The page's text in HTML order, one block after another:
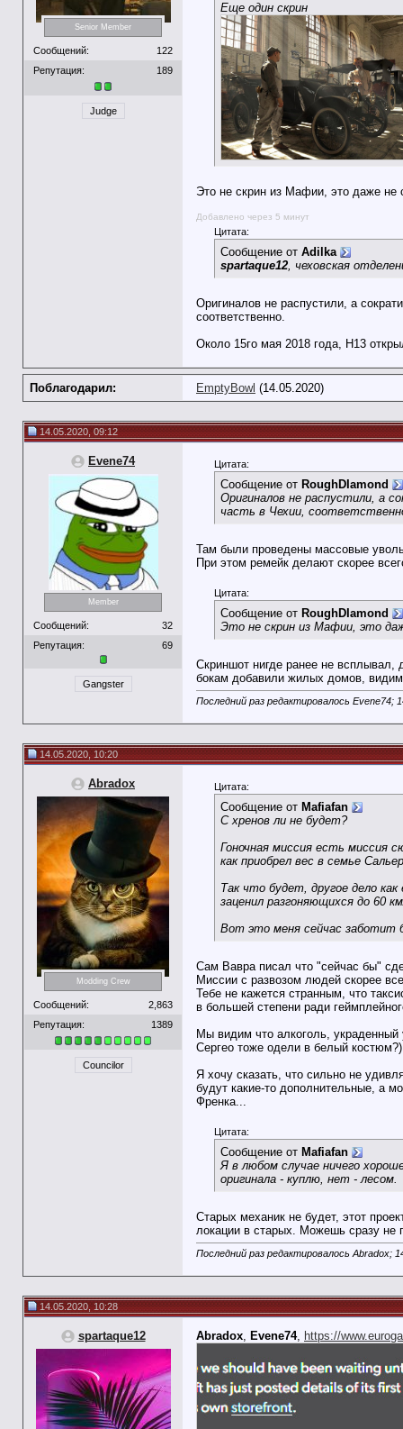
Senior Member
Сообщений:
122
Репутация:
189
Judge
Еще один скрин
Это не скрин из Мафии, это даже не
Добавлено через 5 минут
Цитата:
Сообщение от Adilka
spartaque12, чеховская
Оригиналов не распустили, а
соответственно.
Около 15го мая 2018 года, H13
Поблагодарил: EmptyBowl (14.05.2020)
14.05.2020, 09:12
Evene74
Member
Сообщений:
32
Репутация:
69
Gangster
Цитата:
Сообщение от RoughDIamond
Оригиналов не распустили, а
часть в Чехии,
Там были проведены массовые
При этом ремейк делают скорее
Цитата:
Сообщение от RoughDIamond
Это не скрин из Мафии, это
Скриншот нигде ранее не всплывал,
бокам добавили жилых домов,
Последний раз редактировалось Evene74;
14.05.2020, 10:20
Abradox
Modding Crew
Сообщений:
2,863
Репутация:
1389
Councilor
Цитата:
Сообщение от Mafiafan
С хренов ли не будет?
Гоночная миссия есть миссия
как приобрел вес в семье
Так что будет, другое дело
заценил разгоняющихся до 60
Вот это меня сейчас заботит
Сам Вавра писал что "сейчас бы"
Миссии с развозом людей скорее
Тебе не кажется странным, что
в большей степени ради
Мы видим что алкоголь, украденный
Сергео тоже одели в белый
Я хочу сказать, что сильно не
будут какие-то дополнительные, а
Френка...
Цитата:
Сообщение от Mafiafan
Я в любом случае ничего
оригинала - куплю, нет - лесом.
Старых механик не будет, этот
локации в старых. Можешь сразу не
Последний раз редактировалось Abradox;
14.05.2020, 10:28
spartaque12 Abradox, Evene74, https://